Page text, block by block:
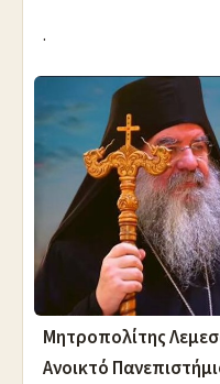
.
Mητροπολίτης
Ανοικτό